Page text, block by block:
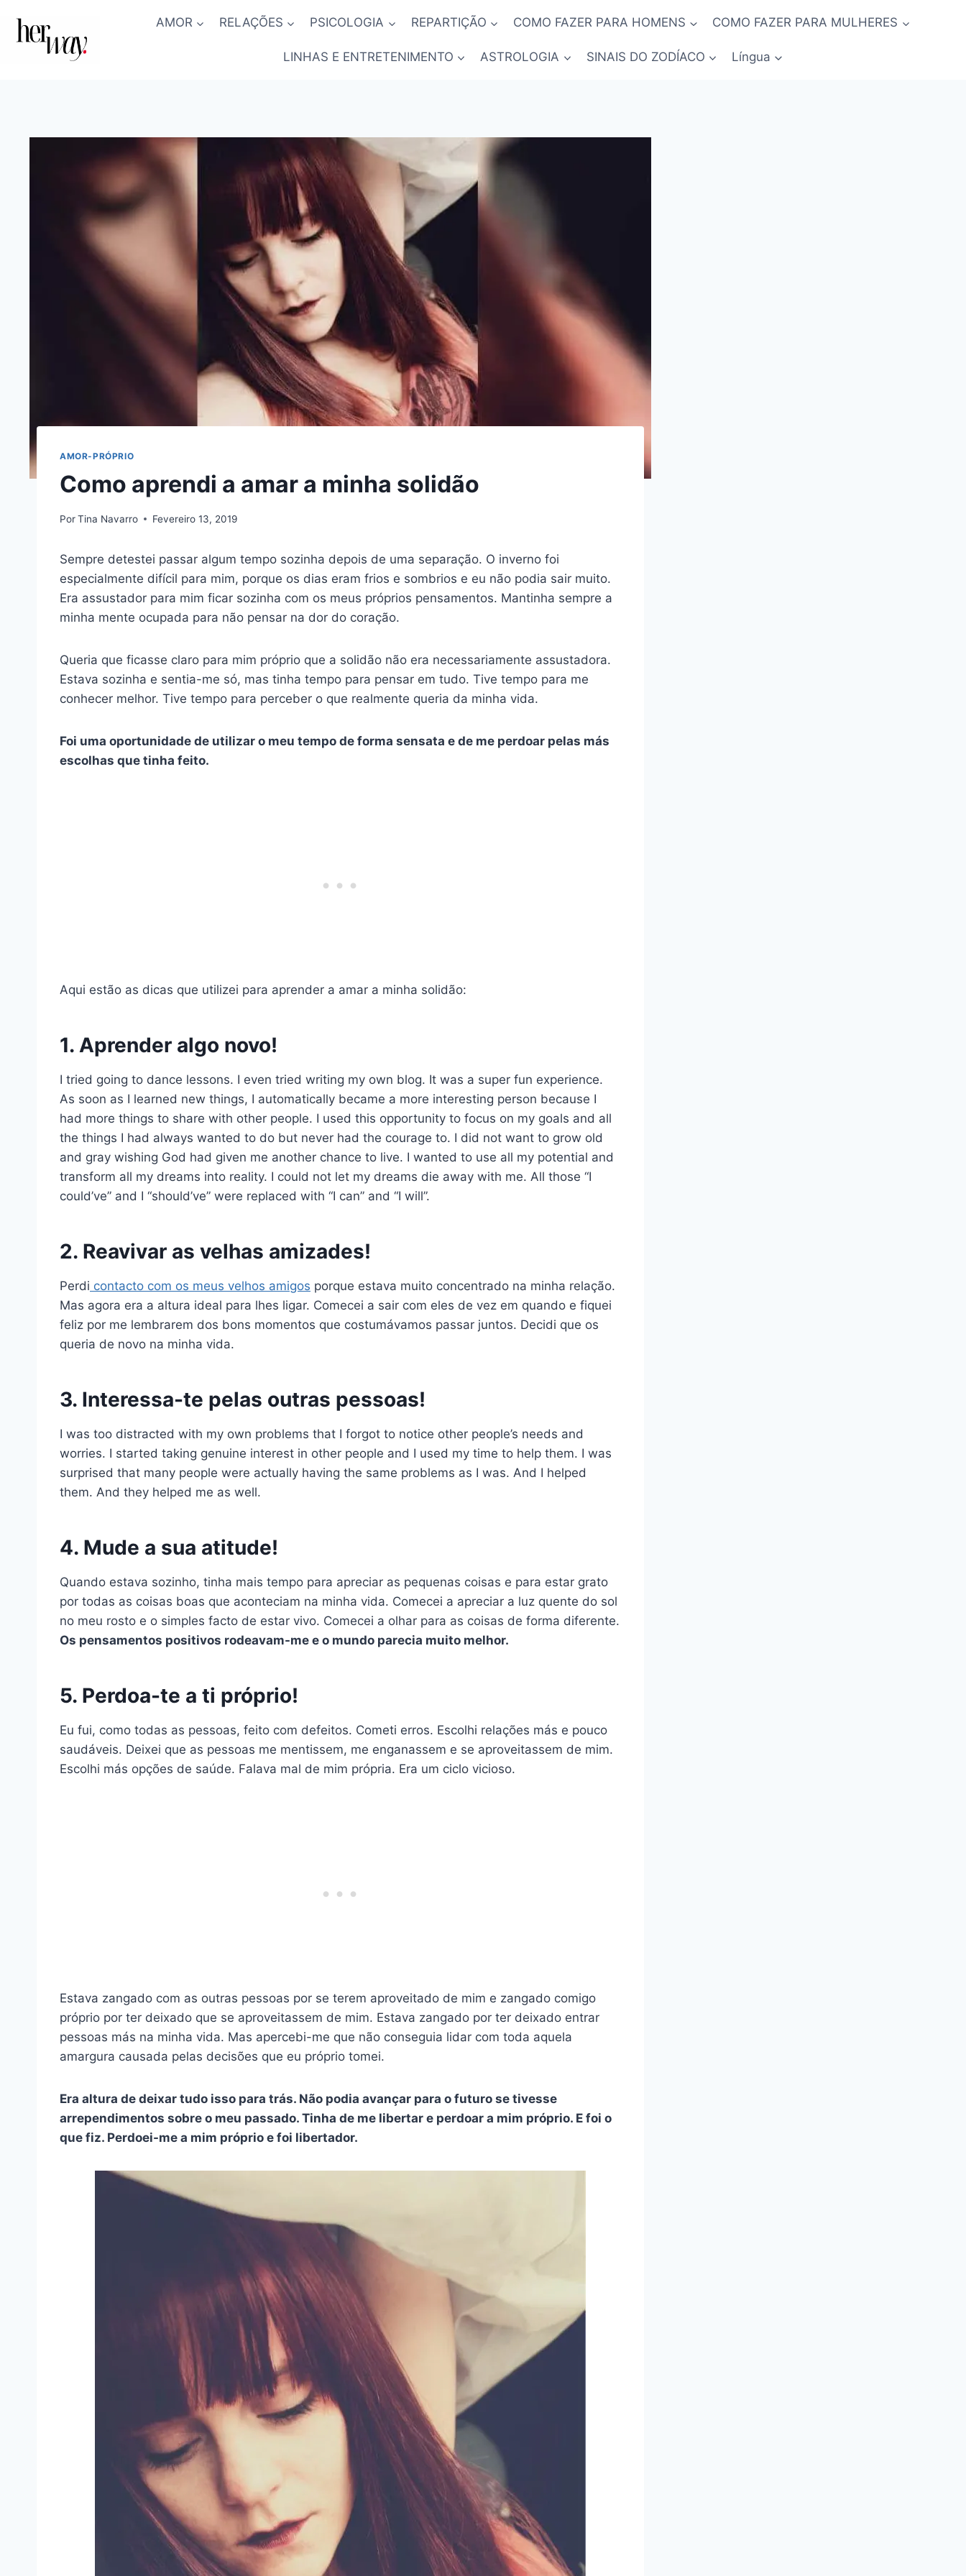
AMOR RELAÇÕES PSICOLOGIA REPARTIÇÃO COMO FAZER PARA HOMENS COMO FAZER PARA MULHERES
LINHAS E ENTRETENIMENTO ASTROLOGIA SINAIS DO ZODÍACO Língua
AMOR-PRÓPRIO
Como aprendi a amar a minha solidão
PorTina Navarro Fevereiro 13, 2019
Sempre detestei passar algum tempo sozinha depois de uma separação. O inverno foi
especialmente difícil para mim, porque os dias eram frios e sombrios e eu não podia sair muito.
Era assustador para mim ficar sozinha com os meus próprios pensamentos. Mantinha sempre a
minha mente ocupada para não pensar na dor do coração.
Queria que ficasse claro para mim próprio que a solidão não era necessariamente assustadora.
Estava sozinha e sentia-me só, mas tinha tempo para pensar em tudo. Tive tempo para me
conhecer melhor. Tive tempo para perceber o que realmente queria da minha vida.
Foi uma oportunidade de utilizar o meu tempo de forma sensata e de me perdoar pelas más
escolhas que tinha feito.
Aqui estão as dicas que utilizei para aprender a amar a minha solidão:
1. Aprender algo novo!
I tried going to dance lessons. I even tried writing my own blog. It was a super fun experience.
As soon as I learned new things, I automatically became a more interesting person because I
had more things to share with other people. I used this opportunity to focus on my goals and all
the things I had always wanted to do but never had the courage to. I did not want to grow old
and gray wishing God had given me another chance to live. I wanted to use all my potential and
transform all my dreams into reality. I could not let my dreams die away with me. All those “I
could’ve” and I “should’ve” were replaced with “I can” and “I will”.
2. Reavivar as velhas amizades!
Perdi contacto com os meus velhos amigos porque estava muito concentrado na minha relação.
Mas agora era a altura ideal para lhes ligar. Comecei a sair com eles de vez em quando e fiquei
feliz por me lembrarem dos bons momentos que costumávamos passar juntos. Decidi que os
queria de novo na minha vida.
3. Interessa-te pelas outras pessoas!
I was too distracted with my own problems that I forgot to notice other people’s needs and
worries. I started taking genuine interest in other people and I used my time to help them. I was
surprised that many people were actually having the same problems as I was. And I helped
them. And they helped me as well.
4. Mude a sua atitude!
Quando estava sozinho, tinha mais tempo para apreciar as pequenas coisas e para estar grato
por todas as coisas boas que aconteciam na minha vida. Comecei a apreciar a luz quente do sol
no meu rosto e o simples facto de estar vivo. Comecei a olhar para as coisas de forma diferente.
Os pensamentos positivos rodeavam-me e o mundo parecia muito melhor.
5. Perdoa-te a ti próprio!
Eu fui, como todas as pessoas, feito com defeitos. Cometi erros. Escolhi relações más e pouco
saudáveis. Deixei que as pessoas me mentissem, me enganassem e se aproveitassem de mim.
Escolhi más opções de saúde. Falava mal de mim própria. Era um ciclo vicioso.
Estava zangado com as outras pessoas por se terem aproveitado de mim e zangado comigo
próprio por ter deixado que se aproveitassem de mim. Estava zangado por ter deixado entrar
pessoas más na minha vida. Mas apercebi-me que não conseguia lidar com toda aquela
amargura causada pelas decisões que eu próprio tomei.
Era altura de deixar tudo isso para trás. Não podia avançar para o futuro se tivesse
arrependimentos sobre o meu passado. Tinha de me libertar e perdoar a mim próprio. E foi o
que fiz. Perdoei-me a mim próprio e foi libertador.